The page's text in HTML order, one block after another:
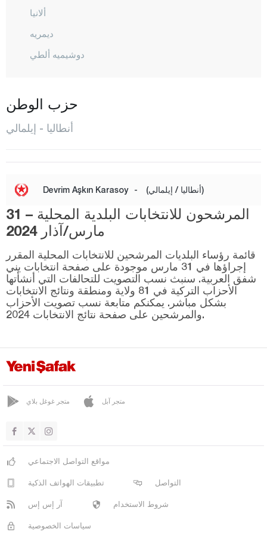
ألانيا
ديمريه
دوشيميه ألطي
فينيك
غازي باشا
إيبرادي
كاش
كيبيز
كوركوتيلي
كوملوجا
مانافغات
سيريك
أرداهان
بالق أسير
باتمان
حزب الوطن
أنطاليا - إيلمالي
Devrim Aşkın Karasoy - (أنطاليا / إيلمالي)
المرشحون للانتخابات البلدية المحلية – 31
مارس/آذار 2024
قائمة رؤساء البلديات المرشحين للانتخابات المحلية المقرر
إجراؤها في 31 مارس موجودة على صفحة انتخابات يني
شفق العربية. سنبث نسب التصويت للتحالفات التي أنشأتها
الأحزاب التركية في 81 ولاية ومنطقة ونتائج الانتخابات
بشكل مباشر. يمكنكم متابعة نسب تصويت الأحزاب
والمرشحين على صفحة نتائج الانتخابات 2024.
متجر غوغل بلاي متجر آبل
مواقع التواصل الاجتماعي
تطبيقات الهواتف الذكية التواصل
آر إس إس شروط الاستخدام
سياسات الخصوصية